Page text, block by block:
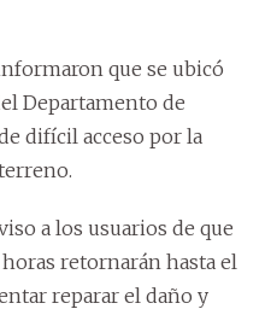
que se ubicó
Departamento de
difícil acceso por la
a los usuarios de que
retornarán hasta el
reparar el daño y